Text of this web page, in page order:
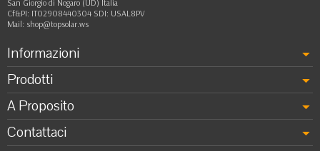
San Giorgio di Nogaro (UD) Italia
Cf&PI: IT02908440304 SDI: USAL8PV
Mail: shop@topsolar.ws
Informazioni
Prodotti
A Proposito
Contattaci